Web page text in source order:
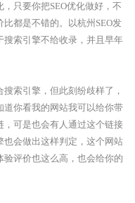
只要你把SEO优化做好，不
都是不错的。以杭州SEO发
索引擎不给收录，并且早年
索引擎，但此刻纷歧样了，
道你看我的网站我可以给你带
可是也会有人通过这个链接
会做出这样判定，这个网站
评价也这么高，也会给你的